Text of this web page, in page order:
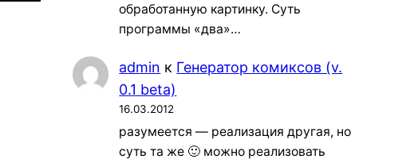
обработанную картинку. Суть
программы «два»…
admin к Генератор комиксов (v.
0.1 beta)
16.03.2012
разумеется — реализация другая, но
суть та же 🙂 можно реализовать